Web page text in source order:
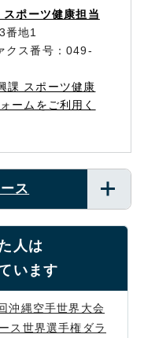
ポーツ健康担当
地1
ス番号：049-
課 スポーツ健康
ームをご利用く
ス
人は
います
沖縄空手世界大会
ス世界選手権ダラ